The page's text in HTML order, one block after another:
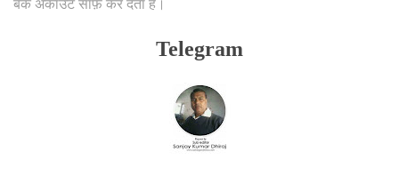
बैंक अकाउंट साफ़ कर देता है।
Telegram